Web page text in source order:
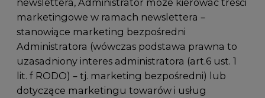
marketingowe w ramach newslettera –
stanowiące marketing bezpośredni
Administratora (wówczas podstawa prawna to
uzasadniony interes administratora (art.6 ust. 1
lit. f RODO) – tj. marketing bezpośredni) lub
dotyczące marketingu towarów i usług